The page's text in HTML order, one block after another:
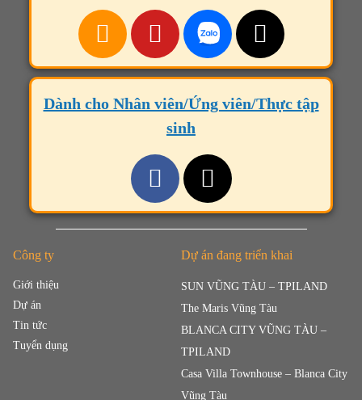
Dành cho Nhân viên/Ứng viên/Thực tập
sinh
Công ty
Giới thiệu
Dự án
Tin tức
Tuyển dụng
Dự án đang triển khai
SUN VŨNG TÀU – TPILAND
The Maris Vũng Tàu
BLANCA CITY VŨNG TÀU –
TPILAND
Casa Villa Townhouse – Blanca City
Vũng Tàu